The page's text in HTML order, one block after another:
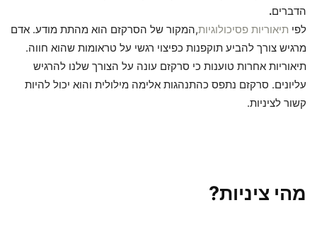
הדברים.
לפי תיאוריות פסיכולוגיות,המקור של הסרקזם הוא מהתת מודע. אדם
מרגיש צורך להביע תוקפנות כפיצוי רגשי על טראומות שהוא חווה.
תיאוריות אחרות טוענות כי סרקזם עונה על הצורך שלנו להרגיש
עליונים. סרקזם נתפס כהתנהגות אלימה מילולית והוא יכול להיות
קשור לציניות.
מהי ציניות?